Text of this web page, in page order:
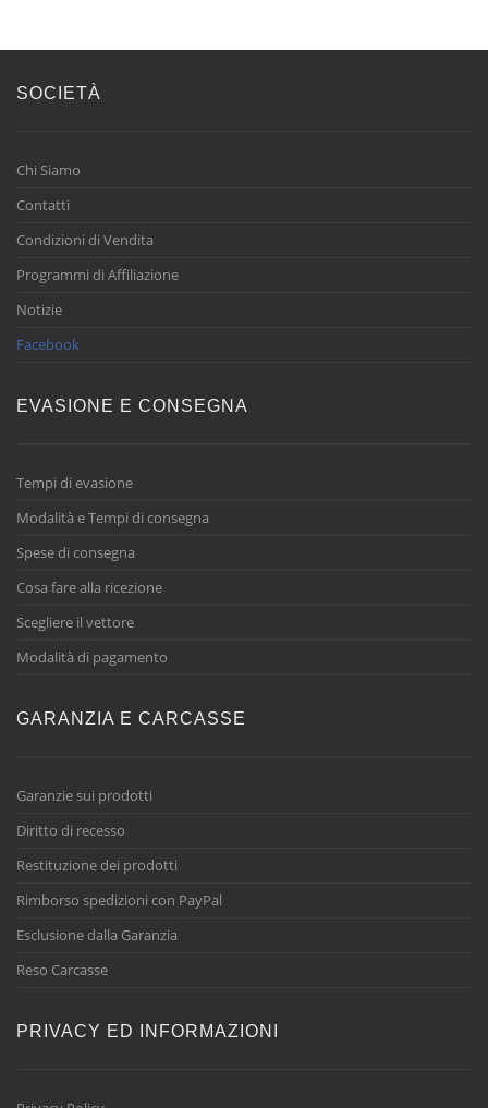
SOCIETÀ
Chi Siamo
Contatti
Condizioni di Vendita
Programmi di Affiliazione
Notizie
Facebook
EVASIONE E CONSEGNA
Tempi di evasione
Modalità e Tempi di consegna
Spese di consegna
Cosa fare alla ricezione
Scegliere il vettore
Modalità di pagamento
GARANZIA E CARCASSE
Garanzie sui prodotti
Diritto di recesso
Restituzione dei prodotti
Rimborso spedizioni con PayPal
Esclusione dalla Garanzia
Reso Carcasse
PRIVACY ED INFORMAZIONI